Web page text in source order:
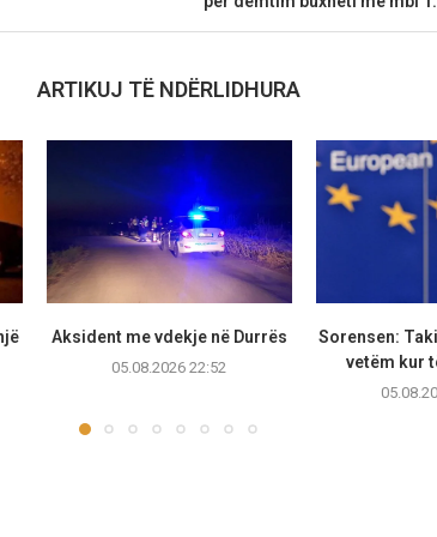
ARTIKUJ TË NDËRLIDHURA
Aksident me vdekje në Durrës
05.08.2026 22:52
Sorensen:
vetëm kur